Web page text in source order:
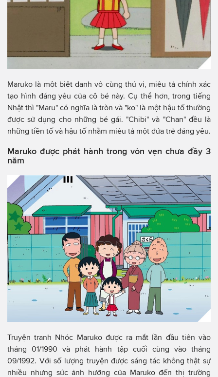
Maruko là một biệt danh vô cùng thú vị, miêu tả chính xác
tạo hình đáng yêu của cô bé này. Cụ thể hơn, trong tiếng
Nhật thì "Maru" có nghĩa là tròn và "ko" là một hậu tố thường
được sử dụng cho những bé gái. "Chibi" và "Chan" đều là
những tiền tố và hậu tố nhằm miêu tả một đứa trẻ đáng yêu.
Maruko được phát hành trong vỏn vẹn chưa đầy 3
năm
Truyện tranh Nhóc Maruko được ra mắt lần đầu tiên vào
tháng 01/1990 và phát hành tập cuối cùng vào tháng
09/1992. Với số lượng truyện được sáng tác không thật sự
nhiều nhưng sức ảnh hưởng của Maruko đến thị trường